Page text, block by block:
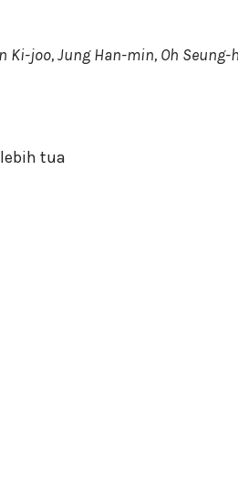
Ki-joo, Jung Han-min, Oh Seung-
tua